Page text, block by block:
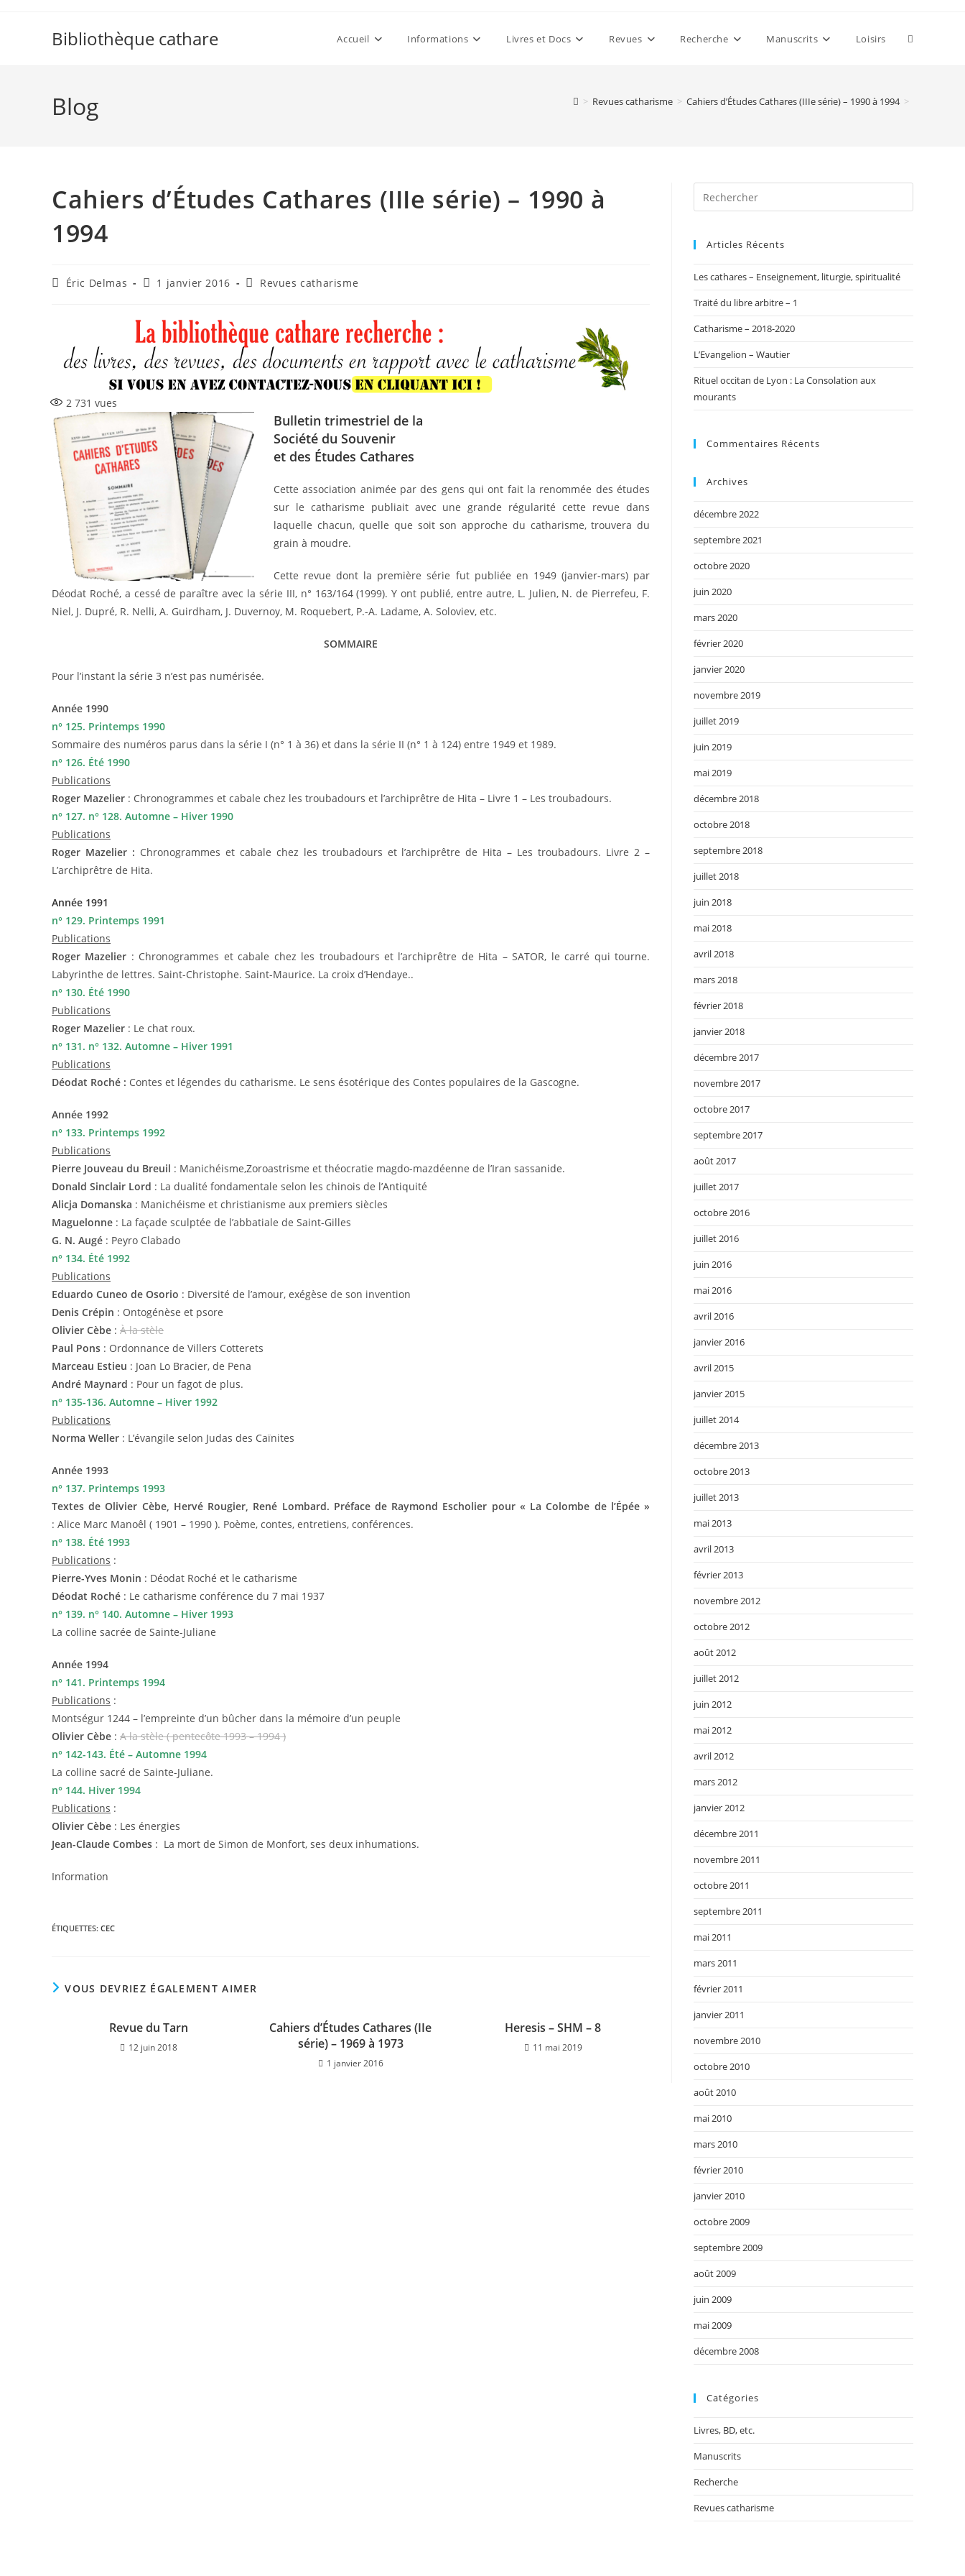
Bibliothèque cathare Accueil Informations Livres et Docs Revues Recherche Manuscrits Loisirs Toggle
Blog > Revues catharisme > Cahiers d’Études Cathares (IIIe série) – 1990 à 1994 >
Cahiers d’Études Cathares (IIIe série) – 1990 à
1994
Auteur/autrice
Éric Delmas
Publication
1 janvier 2016
PostRevues catharisme
2 731 vues
Bulletin trimestriel de la
Société du Souvenir
et des Études Cathares
Cette association animée par des gens qui ont fait la renommée des études
sur le catharisme publiait avec une grande régularité cette revue dans
laquelle chacun, quelle que soit son approche du catharisme, trouvera du
grain à moudre.
Cette revue dont la première série fut publiée en 1949 (janvier-mars) par
Déodat Roché, a cessé de paraître avec la série III, n° 163/164 (1999). Y ont publié, entre autre, L. Julien, N. de Pierrefeu, F.
Niel, J. Dupré, R. Nelli, A. Guirdham, J. Duvernoy, M. Roquebert, P.-A. Ladame, A. Soloviev, etc.
SOMMAIRE
Pour l’instant la série 3 n’est pas numérisée.
Année 1990
n° 125. Printemps 1990
Sommaire des numéros parus dans la série I (n° 1 à 36) et dans la série II (n° 1 à 124) entre 1949 et 1989.
n° 126. Été 1990
Publications
Roger Mazelier : Chronogrammes et cabale chez les troubadours et l’archiprêtre de Hita – Livre 1 – Les troubadours.
n° 127. n° 128. Automne – Hiver 1990
Publications
Roger Mazelier : Chronogrammes et cabale chez les troubadours et l’archiprêtre de Hita – Les troubadours. Livre 2 –
L’archiprêtre de Hita.
Année 1991
n° 129. Printemps 1991
Publications
Roger Mazelier : Chronogrammes et cabale chez les troubadours et l’archiprêtre de Hita – SATOR, le carré qui tourne.
Labyrinthe de lettres. Saint-Christophe. Saint-Maurice. La croix d’Hendaye..
n° 130. Été 1990
Publications
Roger Mazelier : Le chat roux.
n° 131. n° 132. Automne – Hiver 1991
Publications
Déodat Roché : Contes et légendes du catharisme. Le sens ésotérique des Contes populaires de la Gascogne.
Année 1992
n° 133. Printemps 1992
Publications
Pierre Jouveau du Breuil : Manichéisme,Zoroastrisme et théocratie magdo-mazdéenne de l’Iran sassanide.
Donald Sinclair Lord : La dualité fondamentale selon les chinois de l’Antiquité
Alicja Domanska : Manichéisme et christianisme aux premiers siècles
Maguelonne : La façade sculptée de l’abbatiale de Saint-Gilles
G. N. Augé : Peyro Clabado
n° 134. Été 1992
Publications
Eduardo Cuneo de Osorio : Diversité de l’amour, exégèse de son invention
Denis Crépin : Ontogénèse et psore
Olivier Cèbe : À la stèle
Paul Pons : Ordonnance de Villers Cotterets
Marceau Estieu : Joan Lo Bracier, de Pena
André Maynard : Pour un fagot de plus.
n° 135-136. Automne – Hiver 1992
Publications
Norma Weller : L’évangile selon Judas des Caïnites
Année 1993
n° 137. Printemps 1993
Textes de Olivier Cèbe, Hervé Rougier, René Lombard. Préface de Raymond Escholier pour « La Colombe de l’Épée »
: Alice Marc Manoêl ( 1901 – 1990 ). Poème, contes, entretiens, conférences.
n° 138. Été 1993
Publications :
Pierre-Yves Monin : Déodat Roché et le catharisme
Déodat Roché : Le catharisme conférence du 7 mai 1937
n° 139. n° 140. Automne – Hiver 1993
La colline sacrée de Sainte-Juliane
Année 1994
n° 141. Printemps 1994
Publications :
Montségur 1244 – l’empreinte d’un bûcher dans la mémoire d’un peuple
Olivier Cèbe : A la stèle ( pentecôte 1993 – 1994 )
n° 142-143. Été – Automne 1994
La colline sacré de Sainte-Juliane.
n° 144. Hiver 1994
Publications :
Olivier Cèbe : Les énergies
Jean-Claude Combes : La mort de Simon de Monfort, ses deux inhumations.
Information
ÉTIQUETTES: CEC
VOUS DEVRIEZ ÉGALEMENT AIMER
Revue du Tarn
12 juin 2018
Cahiers d’Études Cathares (IIe
série) – 1969 à 1973
1 janvier 2016
Heresis – SHM – 8
11 mai 2019
Articles Récents
Les cathares – Enseignement, liturgie, spiritualité
Traité du libre arbitre – 1
Catharisme – 2018-2020
L’Evangelion – Wautier
Rituel occitan de Lyon : La Consolation aux
mourants
Commentaires Récents
Archives
décembre 2022
septembre 2021
octobre 2020
juin 2020
mars 2020
février 2020
janvier 2020
novembre 2019
juillet 2019
juin 2019
mai 2019
décembre 2018
octobre 2018
septembre 2018
juillet 2018
juin 2018
mai 2018
avril 2018
mars 2018
février 2018
janvier 2018
décembre 2017
novembre 2017
octobre 2017
septembre 2017
août 2017
juillet 2017
octobre 2016
juillet 2016
juin 2016
mai 2016
avril 2016
janvier 2016
avril 2015
janvier 2015
juillet 2014
décembre 2013
octobre 2013
juillet 2013
mai 2013
avril 2013
février 2013
novembre 2012
octobre 2012
août 2012
juillet 2012
juin 2012
mai 2012
avril 2012
mars 2012
janvier 2012
décembre 2011
novembre 2011
octobre 2011
septembre 2011
mai 2011
mars 2011
février 2011
janvier 2011
novembre 2010
octobre 2010
août 2010
mai 2010
mars 2010
février 2010
janvier 2010
octobre 2009
septembre 2009
août 2009
juin 2009
mai 2009
décembre 2008
Catégories
Livres, BD, etc.
Manuscrits
Recherche
Revues catharisme